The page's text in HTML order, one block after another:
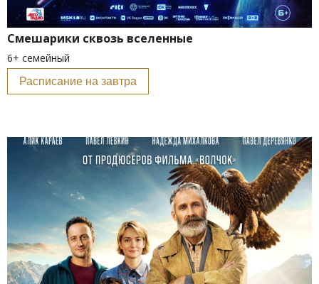
Смешарики сквозь вселенные
6+ семейный
Расписание на завтра